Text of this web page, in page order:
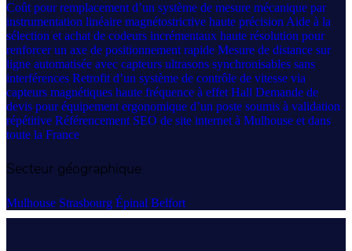
Coût pour remplacement d’un système de mesure mécanique par
instrumentation linéaire magnétostrictive haute précision Aide à la
sélection et achat de codeurs incrémentaux haute résolution pour
renforcer un axe de positionnement rapide Mesure de distance sur
ligne automatisée avec capteurs ultrasons synchronisables sans
interférences Retrofit d’un système de contrôle de vitesse via
capteurs magnétiques haute fréquence à effet Hall Demande de
devis pour équipement ergonomique d’un poste soumis à validation
répétitive Référencement SEO de site internet à Mulhouse et dans
toute la France
Secteur géographique
Mulhouse Strasbourg Épinal Belfort